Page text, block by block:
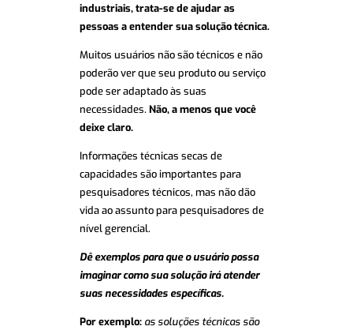
industriais, trata-se de ajudar as
pessoas a entender sua solução técnica.
Muitos usuários não são técnicos e não
poderão ver que seu produto ou serviço
pode ser adaptado às suas
necessidades. Não, a menos que você
deixe claro.
Informações técnicas secas de
capacidades são importantes para
pesquisadores técnicos, mas não dão
vida ao assunto para pesquisadores de
nível gerencial.
Dê exemplos para que o usuário possa
imaginar como sua solução irá atender
suas necessidades específicas.
Por exemplo: as soluções técnicas são